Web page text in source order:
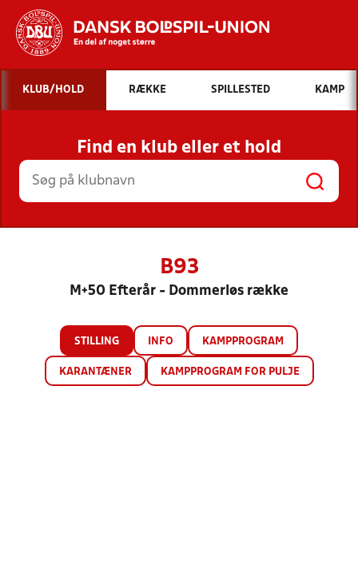
Hvad vil du søge efter?
INDHOLD OG NYHEDER
STILLINGER, RESULTATER, KLUBBER OG
HOLD
KLUB/HOLD RÆKKE SPILLESTED KAMP
Find en klub eller et hold
B93
M+50 Efterår - Dommerløs række
STILLING INFO KAMPPROGRAM
KARANTÆNER KAMPPROGRAM FOR PULJE